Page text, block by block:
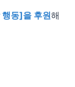
동]을 후원해